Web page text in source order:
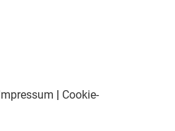
Impressum
Cookie-